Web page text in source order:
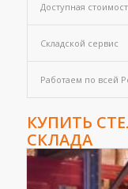
Доступная
Складской сервис
Работаем по всей
КУПИТЬ
СКЛАДА